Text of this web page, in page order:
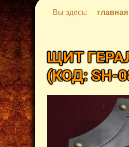
Вы здесь: главная
ЩИТ
(КОД:SH-